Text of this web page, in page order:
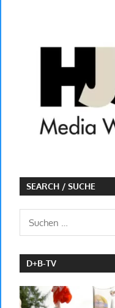
SEARCH / SUCHE
D+B-TV